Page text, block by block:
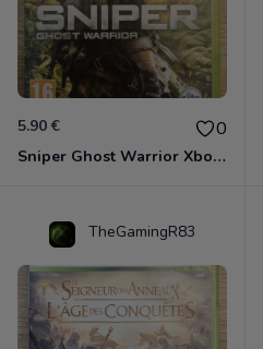
5.90 € 0
Sniper Ghost Warrior Xbox 360
TheGamingR83